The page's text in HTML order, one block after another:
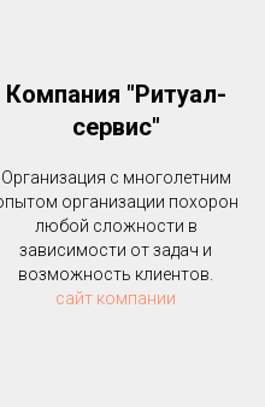
Компания "Ритуал-
сервис"
Организация с многолетним
организации похорон
любой сложности в
зависимости от задач и
возможность клиентов.
сайт компании